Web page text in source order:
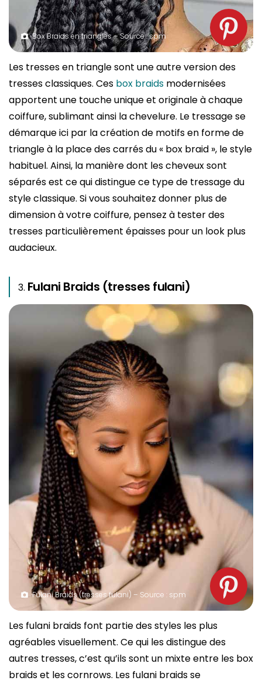
Box Braids en triangles – Source : spm
Les tresses en triangle sont une autre version des
tresses classiques. Ces box braids modernisées
apportent une touche unique et originale à chaque
coiffure, sublimant ainsi la chevelure. Le tressage se
démarque ici par la création de motifs en forme de
triangle à la place des carrés du « box braid », le style
habituel. Ainsi, la manière dont les cheveux sont
séparés est ce qui distingue ce type de tressage du
style classique. Si vous souhaitez donner plus de
dimension à votre coiffure, pensez à tester des
tresses particulièrement épaisses pour un look plus
audacieux.
Fulani Braids (tresses fulani)
Fulani Braids (tresses fulani) – Source : spm
Les fulani braids font partie des styles les plus
agréables visuellement. Ce qui les distingue des
autres tresses, c’est qu’ils sont un mixte entre les box
braids et les cornrows. Les fulani braids se